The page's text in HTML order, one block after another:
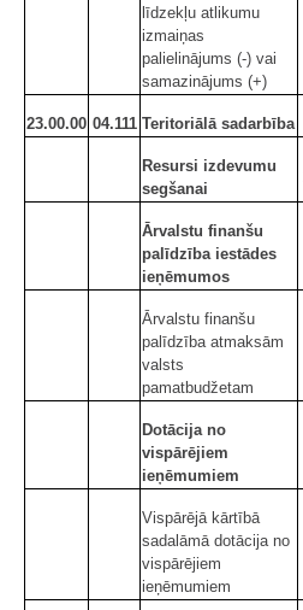
līdzekļu atlikumu
izmaiņas
palielinājums (-) vai
samazinājums (+)
23.00.00 04.111 Teritoriālā sadarbība
Resursi izdevumu
segšanai
Ārvalstu finanšu
palīdzība iestādes
ieņēmumos
Ārvalstu finanšu
palīdzība atmaksām
valsts
pamatbudžetam
Dotācija no
vispārējiem
ieņēmumiem
Vispārējā kārtībā
sadalāmā dotācija no
vispārējiem
ieņēmumiem